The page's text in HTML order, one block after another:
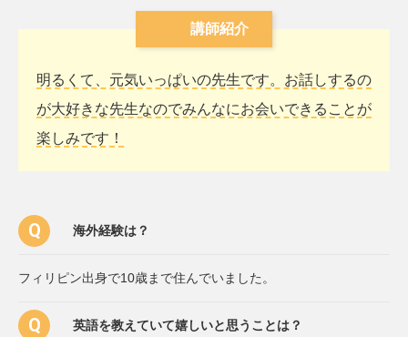
講師紹介
明るくて、元気いっぱいの先生です。お話しするの
が大好きな先生なのでみんなにお会いできることが
楽しみです！
海外経験は？
フィリピン出身で10歳まで住んでいました。
英語を教えていて嬉しいと思うことは？